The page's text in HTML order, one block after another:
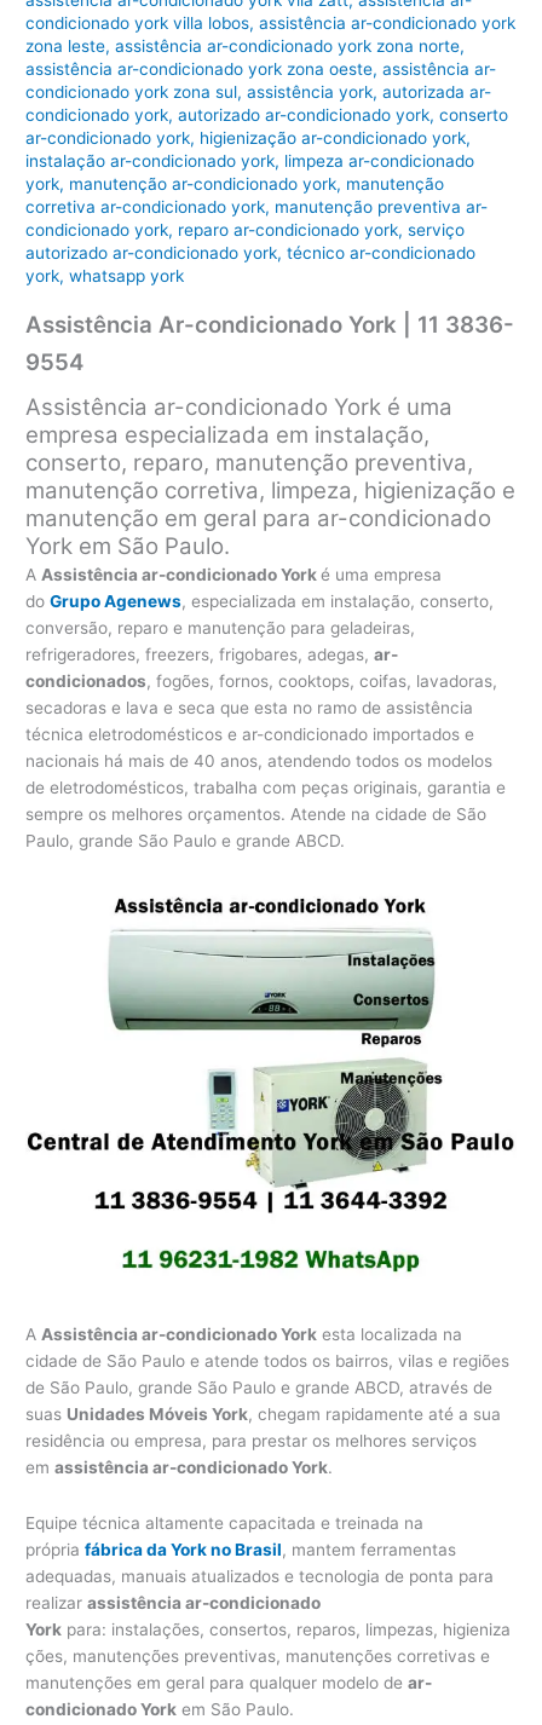
condicionado york villa lobos,assistência ar-condicionado york
zona leste,assistência ar-condicionado york zona norte,
assistência ar-condicionado york zona oeste,assistência ar-
condicionado york zona sul,assistência york,autorizada ar-
condicionado york,autorizado ar-condicionado york,conserto
ar-condicionado york, higienização ar-condicionado york,
instalação ar-condicionado york, limpeza ar-condicionado
york, manutenção ar-condicionado york, manutenção
corretiva ar-condicionado york, manutenção preventiva ar-
condicionado york, reparo ar-condicionado york,serviço
autorizado ar-condicionado york,técnico ar-condicionado
york,whatsapp york
Assistência Ar-condicionado York | 11 3836-
9554
Assistência ar-condicionado York é uma
empresa especializada em instalação,
conserto, reparo, manutenção preventiva,
manutenção corretiva, limpeza, higienização e
manutenção em geral para ar-condicionado
York em São Paulo.
A Assistência ar-condicionado Yorké uma empresa
doGrupo Agenews, especializada em instalação, conserto,
conversão, reparo e manutenção para geladeiras,
refrigeradores, freezers, frigobares, adegas,ar-
condicionados, fogões, fornos, cooktops, coifas, lavadoras,
secadoras e lava e seca que esta no ramo de assistência
técnica eletrodomésticos e ar-condicionado importados e
nacionais há mais de 40 anos, atendendo todos os modelos
de eletrodomésticos, trabalha com peças originais, garantia e
sempre os melhores orçamentos. Atende na cidade de São
Paulo, grande São Paulo e grande ABCD.
A Assistência ar-condicionado York esta localizada na
cidade de São Paulo e atende todos os bairros, vilas e regiões
de São Paulo, grande São Paulo e grande ABCD, através de
suas Unidades Móveis York, chegam rapidamente até a sua
residência ou empresa, para prestar os melhores serviços
emassistência ar-condicionado York.
Equipe técnica altamente capacitada e treinada na
própriafábrica da York no Brasil, mantem ferramentas
adequadas, manuais atualizados e tecnologia de ponta para
realizarassistência ar-condicionado
York para: instalações, consertos, reparos, limpezas, higieniza
ções, manutenções preventivas, manutenções corretivas e
manutenções em geral para qualquer modelo dear-
condicionado York em São Paulo.